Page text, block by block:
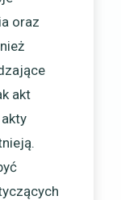
oraz
akt